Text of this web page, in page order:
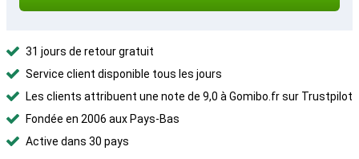
31 jours de retour gratuit
Service client disponible tous les jours
Les clients attribuent une note de 9,0 à Gomibo.fr sur Trustpilot
Fondée en 2006 aux Pays-Bas
Active dans 30 pays